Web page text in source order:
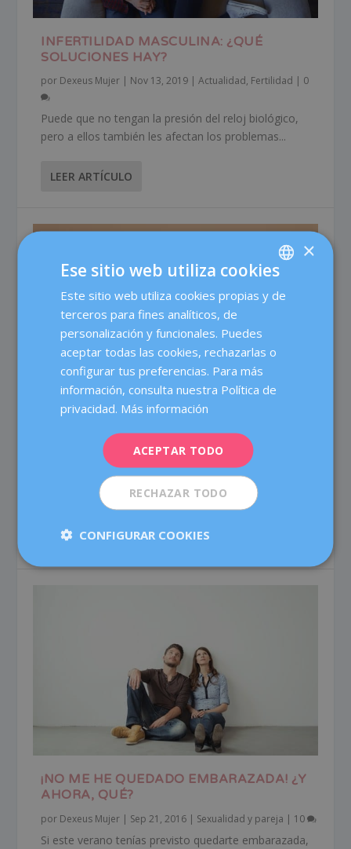
INFERTILIDAD MASCULINA: ¿QUÉ
SOLUCIONES HAY?
por Dexeus Mujer | Nov 13, 2019 |Actualidad, Fertilidad | 0
Puede que no tengan la presión del reloj biológico,
pero a ellos también les afectan los problemas...
LEER ARTÍCULO
¿QUIERES SABER SI SU ESPERMA «ESTÁ
EN FORMA»…?
Álvaro Vives Nov 2, 2017| Fertilidad
Al igual que existen rankings de ciudades por su
calidad de vida, hay estudios que comparan la...
LEER ARTÍCULO
¡NO ME HE QUEDADO EMBARAZADA! ¿Y
AHORA, QUÉ?
por Dexeus Mujer | Sep 21, 2016 | Sexualidad y pareja | 10
Si este verano tenías previsto quedarte embarazada,
SPANISH
×
Ese sitio web utiliza cookies
Este sitio web utiliza cookies propias y de
terceros para fines analíticos, de
personalización y funcionales. Puedes
aceptar todas las cookies, rechazarlas o
configurar tus preferencias. Para más
información, consulta nuestra Política de
privacidad. Más información
ACEPTAR TODO
RECHAZAR TODO
CONFIGURAR COOKIES